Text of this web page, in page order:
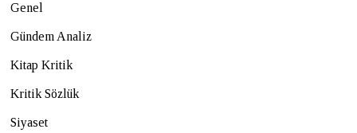
Genel
Gündem Analiz
Kitap Kritik
Kritik Sözlük
Siyaset